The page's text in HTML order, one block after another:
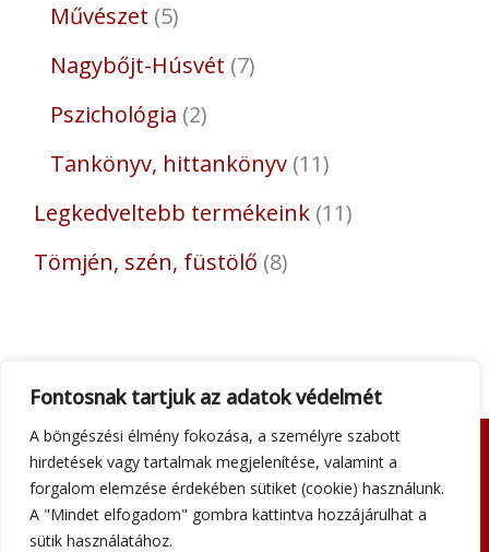
Fontosnak tartjuk az adatok védelmét
A böngészési élmény fokozása, a személyre szabott
hirdetések vagy tartalmak megjelenítése, valamint a
forgalom elemzése érdekében sütiket (cookie) használunk.
A "Mindet elfogadom" gombra kattintva hozzájárulhat a
sütik használatához.
Művészet 5
Nagybőjt-Húsvét 7
Pszichológia 2
Tankönyv, hittankönyv 11
Legkedveltebb termékeink 11
Tömjén, szén, füstölő 8
Adatkezelési tájékoztató
Általános szerződési feltételek